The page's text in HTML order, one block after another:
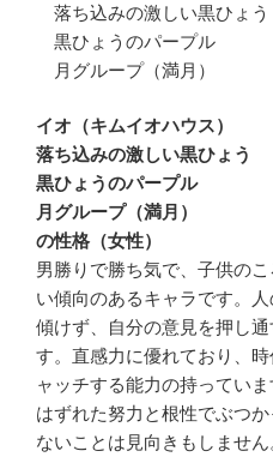
落ち込みの激しい黒ひょう
黒ひょうのパープル
月グループ（満月）
イオ（キムイオハウス）
落ち込みの激しい黒ひょう
黒ひょうのパープル
月グループ（満月）
の性格（女性）
男勝りで勝ち気で、子供の
い傾向のあるキャラです。
傾けず、自分の意見を押し
す。直感力に優れており、
ャッチする能力の持ってい
はずれた努力と根性でぶつ
ないことは見向きもしませ